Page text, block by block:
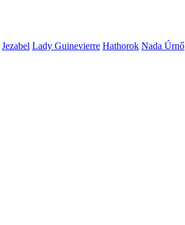
Jezabel Lady Guinevierre Hathorok Nada Úrnő